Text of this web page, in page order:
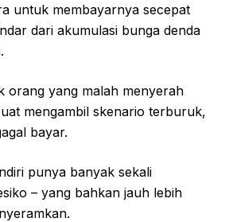
untuk membayarnya secepat
dari akumulasi bunga denda
orang yang malah menyerah
mengambil skenario terburuk,
bayar.
punya banyak sekali
– yang bahkan jauh lebih